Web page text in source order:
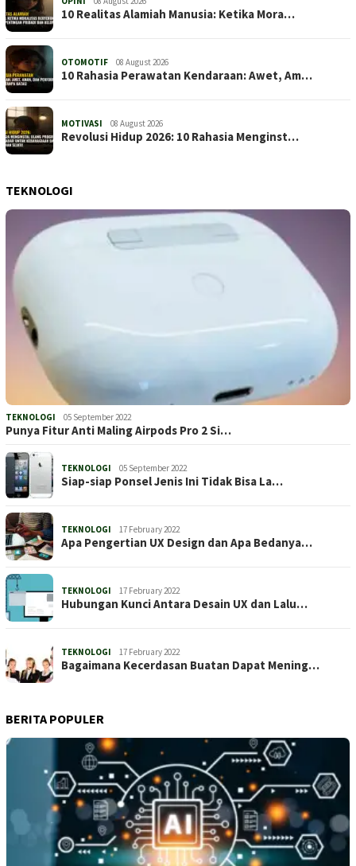
10 Realitas Alamiah Manusia: Ketika Mora…
OTOMOTIF 08 August 2026
10 Rahasia Perawatan Kendaraan: Awet, Am…
MOTIVASI 08 August 2026
Revolusi Hidup 2026: 10 Rahasia Menginst…
TEKNOLOGI
TEKNOLOGI 05 September 2022
Punya Fitur Anti Maling Airpods Pro 2 Si…
TEKNOLOGI 05 September 2022
Siap-siap Ponsel Jenis Ini Tidak Bisa La…
TEKNOLOGI 17 February 2022
Apa Pengertian UX Design dan Apa Bedanya…
TEKNOLOGI 17 February 2022
Hubungan Kunci Antara Desain UX dan Lalu…
TEKNOLOGI 17 February 2022
Bagaimana Kecerdasan Buatan Dapat Mening…
BERITA POPULER